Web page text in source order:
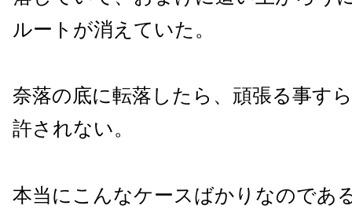
ルートが消えていた。
奈落の底に転落したら、頑張る事す
許されない。
本当にこんなケースばかりなのであ